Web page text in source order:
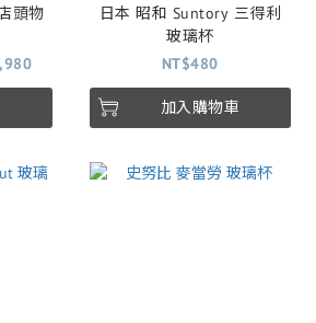
頭物
日本 昭和 Suntory 三得利
玻璃杯
NT$480
加入購物車